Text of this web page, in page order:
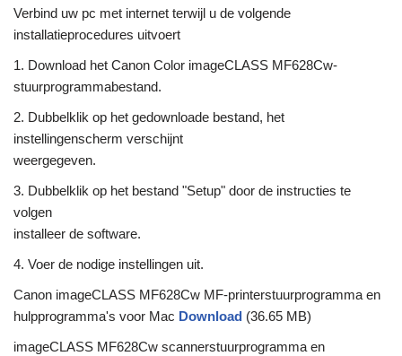
Verbind uw pc met internet terwijl u de volgende
installatieprocedures uitvoert
1. Download het Canon Color imageCLASS MF628Cw-
stuurprogrammabestand.
2. Dubbelklik op het gedownloade bestand, het
instellingenscherm verschijnt
weergegeven.
3. Dubbelklik op het bestand "Setup" door de instructies te
volgen
installeer de software.
4. Voer de nodige instellingen uit.
Canon imageCLASS MF628Cw MF-printerstuurprogramma en
hulpprogramma's voor Mac Download (36.65 MB)
imageCLASS MF628Cw scannerstuurprogramma en